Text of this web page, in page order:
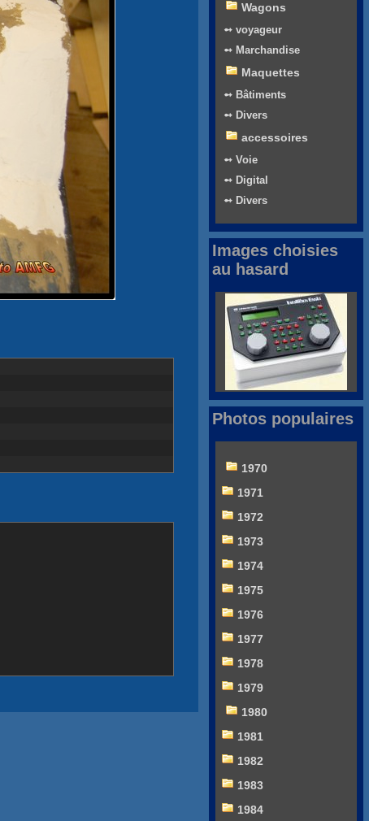
Wagons
➻ voyageur
➻ Marchandise
Maquettes
➻ Bâtiments
➻ Divers
accessoires
➻ Voie
➻ Digital
➻ Divers
Images choisies
au hasard
Photos populaires
1970
1971
1972
1973
1974
1975
1976
1977
1978
1979
1980
1981
1982
1983
1984